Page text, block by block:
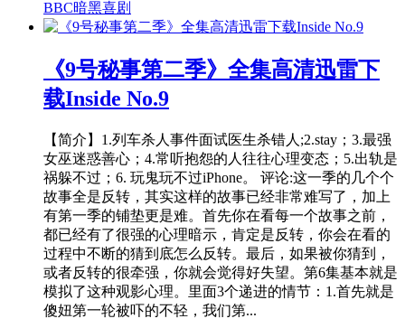
BBC暗黑喜剧
《9号秘事第二季》全集高清迅雷下
载Inside No.9
【简介】1.列车杀人事件面试医生杀错人;2.stay；3.最强
女巫迷惑善心；4.常听抱怨的人往往心理变态；5.出轨是
祸躲不过；6. 玩鬼玩不过iPhone。 评论:这一季的几个个
故事全是反转，其实这样的故事已经非常难写了，加上
有第一季的铺垫更是难。首先你在看每一个故事之前，
都已经有了很强的心理暗示，肯定是反转，你会在看的
过程中不断的猜到底怎么反转。最后，如果被你猜到，
或者反转的很牵强，你就会觉得好失望。第6集基本就是
模拟了这种观影心理。里面3个递进的情节：1.首先就是
傻妞第一轮被吓的不轻，我们第...